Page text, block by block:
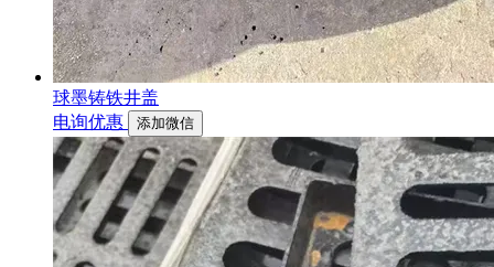
球墨铸铁井盖
电询优惠
添加微信